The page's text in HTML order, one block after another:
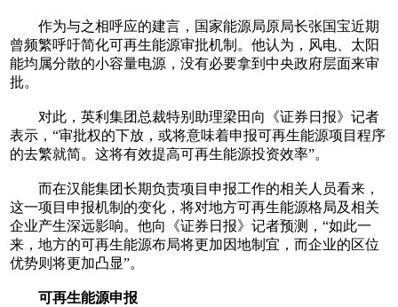
作为与之相呼应的建言，国家能源局原局长张国宝近期
曾频繁呼吁简化可再生能源审批机制。他认为，风电、太阳
能均属分散的小容量电源，没有必要拿到中央政府层面来审
批。
对此，英利集团总裁特别助理梁田向《证券日报》记者
表示，“审批权的下放，或将意味着申报可再生能源项目程序
的去繁就简。这将有效提高可再生能源投资效率”。
而在汉能集团长期负责项目申报工作的相关人员看来，
这一项目申报机制的变化，将对地方可再生能源格局及相关
企业产生深远影响。他向《证券日报》记者预测，“如此一
来，地方的可再生能源布局将更加因地制宜，而企业的区位
优势则将更加凸显”。
可再生能源申报